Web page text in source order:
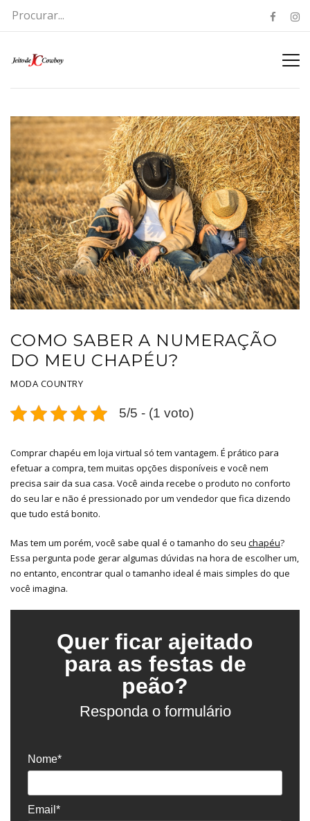
COMO SABER A NUMERAÇÃO
DO MEU CHAPÉU?
MODA COUNTRY
5/5 - (1 voto)
Comprar chapéu em loja virtual só tem vantagem. É prático para
efetuar a compra, tem muitas opções disponíveis e você nem
precisa sair da sua casa. Você ainda recebe o produto no conforto
do seu lar e não é pressionado por um vendedor que fica dizendo
que tudo está bonito.
Mas tem um porém, você sabe qual é o tamanho do seu chapéu?
Essa pergunta pode gerar algumas dúvidas na hora de escolher um,
no entanto, encontrar qual o tamanho ideal é mais simples do que
você imagina.
Quer ficar ajeitado
para as festas de
peão?
Responda o formulário
Nome*
Email*